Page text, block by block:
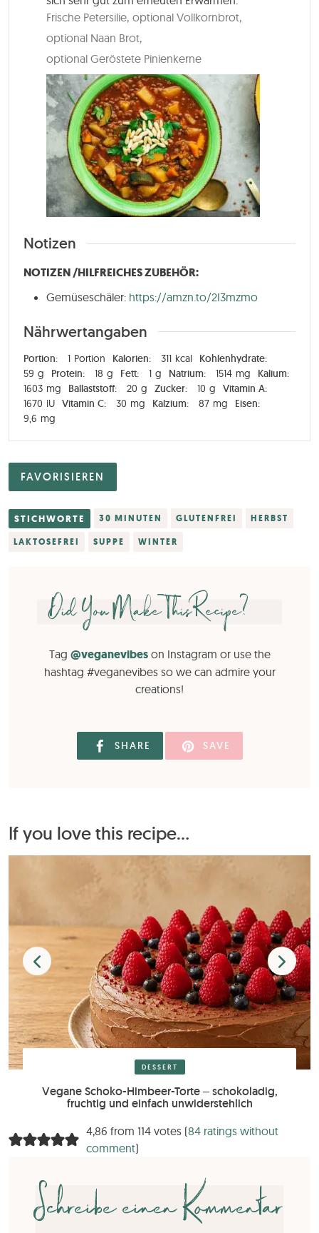
Frische Petersilie, optional Vollkornbrot,
optional Naan Brot,
optional Geröstete Pinienkerne
Notizen
NOTIZEN /HILFREICHES ZUBEHÖR:
Gemüseschäler: https://amzn.to/2I3mzmo
Nährwertangaben
Portion: 1 Portion Kalorien: 311 kcal
Kohlenhydrate:
59 g Protein: 18 g Fett: 1 g Natrium: 1514 mg
Kalium:
1603 mg Ballaststoff: 20 g Zucker: 10 g
Vitamin A:
1670 IU Vitamin C: 30 mg Kalzium: 87 mg
Eisen:
9,6 mg
FAVORISIEREN
STICHWORTE 30 MINUTEN GLUTENFREI HERBST
LAKTOSEFREI SUPPE WINTER
Did You Make This Recipe?
Tag @veganevibeson Instagram or use the
hashtag #veganevibes so we can admire your
creations!
SHARE SAVE
If you love this recipe...
DESSERT
Vegane Schoko-Himbeer-Torte – schokoladig,
fruchtig und einfach unwiderstehlich
4,86 from 114 votes (84 ratings without
comment)
Schreibe einen Kommentar